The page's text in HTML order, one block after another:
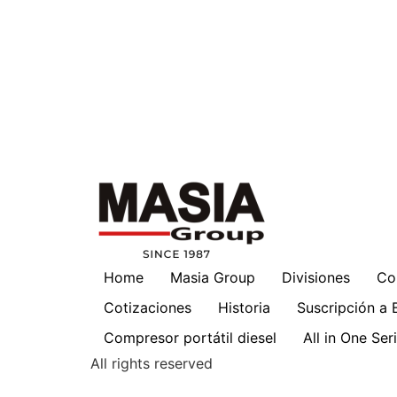
Home Masia Group Divisiones
Cotizaciones
Historia
Suscripción a
Compresor portátil diesel
All in One
All rights reserved